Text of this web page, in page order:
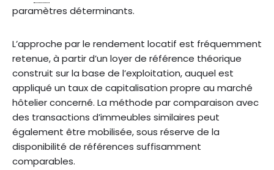
paramètres déterminants.
L’approche par le rendement locatif est fréquemment
retenue, à partir d’un loyer de référence théorique
construit sur la base de l’exploitation, auquel est
appliqué un taux de capitalisation propre au marché
hôtelier concerné. La méthode par comparaison avec
des transactions d’immeubles similaires peut
également être mobilisée, sous réserve de la
disponibilité de références suffisamment
comparables.